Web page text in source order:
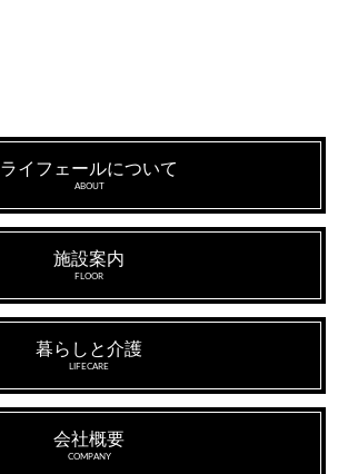
ライフェールについて
ABOUT
施設案内
FLOOR
暮らしと介護
LIFECARE
会社概要
COMPANY